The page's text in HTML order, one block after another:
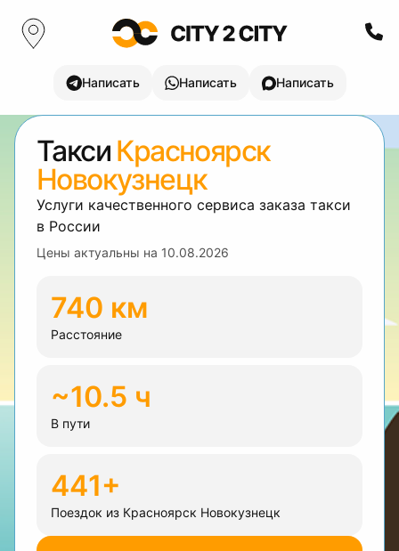
Написать Написать Написать
Такси Красноярск
Новокузнецк
Услуги качественного сервиса заказа такси
в России
Цены актуальны на 10.08.2026
740 км
Расстояние
~10.5 ч
В пути
441+
Поездок из Красноярск Новокузнецк